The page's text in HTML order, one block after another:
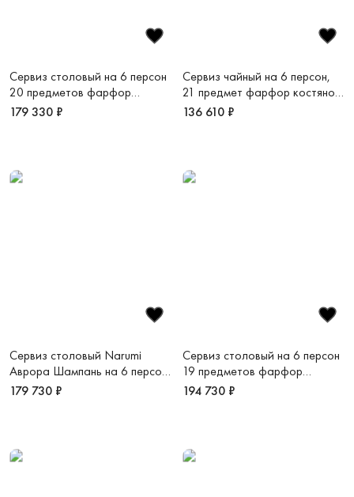
Сервиз столовый на 6 персон
20 предметов фарфор
костяной Сверкающее
179 330 ₽
Сервиз чайный на 6 персон,
21 предмет фарфор костяной
Аврора Шампань
136 610 ₽
Сервиз столовый Narumi
Аврора Шампань на 6 персон
20 предметов фарфор
179 730 ₽
Сервиз столовый на 6 персон
19 предметов фарфор
костяной Вера Ванг Венато
194 730 ₽